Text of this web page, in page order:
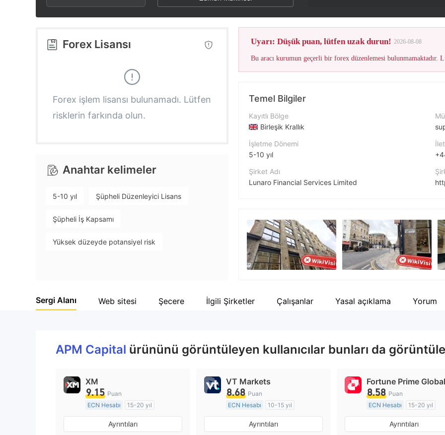
2
3
5
6
9
4
5
7
8
1
2
4
5
8
9
Forex Lisansı
Forex işlem lisansı bulunamadı. Lütfen
risklerin farkında olun.
Anahtar kelimeler
5-10 yıl Şüpheli Düzenleyici Lisans
Şüpheli İş Kapsamı
Yüksek düzeyde potansiyel risk
Uyarı: Düşük puan, lütfen uzak durun! 2026-08-08
Bu aracı kurumun geçerli bir forex düzenlemesi bulunmamaktadır.
Temel Bilgiler
Kayıtlı Bölge
Birleşik Krallık
İşletme Dönemi
5-10 yıl
Şirket Adı
Lunaro Financial Services Limited
Şirket çalışanı
--
Sergi Alanı Web sitesi Şecere İlgili Şirketler Çalışanlar Yasal açıklama Yorum
APM Capital ürününü görüntüleyen kullanıcılar bunları da
XM
9.15 Puan
ECN Hesabı
15-20 yıl
Düzenleyici Ülke/Bölge: Avustralya
Pazar Yapıcılık (MM)
Ayrıntıları
VT Markets
8.68 Puan
ECN Hesabı
10-15 yıl
Düzenleyici Ülke/Bölge: Avustralya
Pazar Yapıcılık (MM)
Ayrıntıları
Fortune Prime Global
8.58 Puan
ECN Hesabı
15-20 yıl
Pazar Yapıcılık (MM)
Ayrıntıları